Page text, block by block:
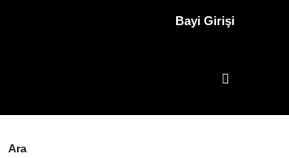
Bayi Girişi
Ara